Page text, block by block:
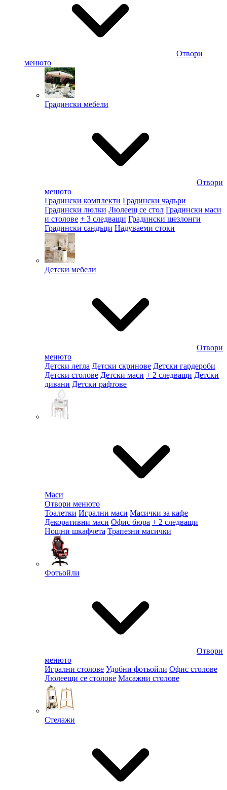
Отвори
менюто
Градински мебели
Отвори
менюто
Градински комплекти Градински чадъри
Градински люлки Люлеещ се стол Градински маси
и столове + 3 следващи Градински шезлонги
Градински сандъци Надуваеми стоки
Детски мебели
Отвори
менюто
Детски легла Детски скринове Детски гардероби
Детски столове Детски маси + 2 следващи Детски
дивани Детски рафтове
Маси
Отвори менюто
Тоалетки Игрални маси Масички за кафе
Декоративни маси Офис бюра + 2 следващи
Нощни шкафчета Трапезни масички
Фотьойли
Отвори
менюто
Игрални столове Удобни фотьойли Офис столове
Люлеещи се столове Масажни столове
Стелажи